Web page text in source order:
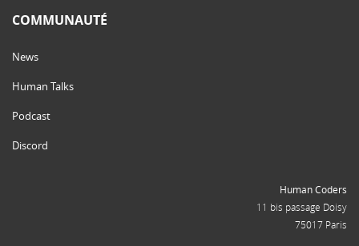
COMMUNAUTÉ
News
Human Talks
Podcast
Discord
Human Coders
11 bis passage Doisy
75017 Paris